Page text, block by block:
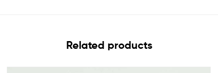
Related products